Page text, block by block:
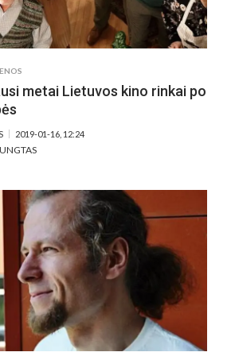
metai Lietuvos kino rinkai po
2019-01-16, 12:24
ĮRAŠE
–
GERIAUSI
METAI
LIETUVOS
KINO
RINKAI
PO
NEPRIKLAUSOMYBĖS